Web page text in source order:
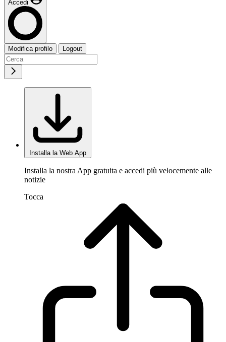
Accedi
Modifica profilo Logout
Installa la Web App
Installa la nostra App gratuita e accedi più velocemente alle
notizie
Tocca